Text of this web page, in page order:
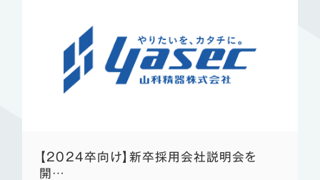
【2024卒向け】新卒採用会社説明会を
開…